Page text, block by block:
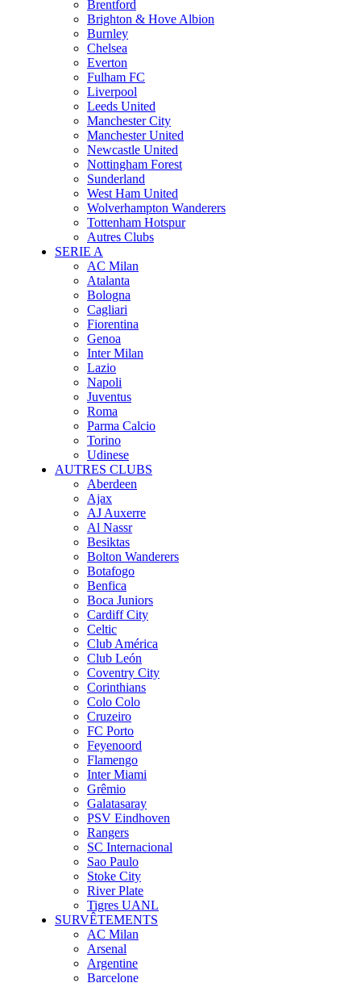
Brentford
Brighton & Hove Albion
Burnley
Chelsea
Everton
Fulham FC
Liverpool
Leeds United
Manchester City
Manchester United
Newcastle United
Nottingham Forest
Sunderland
West Ham United
Wolverhampton Wanderers
Tottenham Hotspur
Autres Clubs
SERIE A
AC Milan
Atalanta
Bologna
Cagliari
Fiorentina
Genoa
Inter Milan
Lazio
Napoli
Juventus
Roma
Parma Calcio
Torino
Udinese
AUTRES CLUBS
Aberdeen
Ajax
AJ Auxerre
Al Nassr
Besiktas
Bolton Wanderers
Botafogo
Benfica
Boca Juniors
Cardiff City
Celtic
Club América
Club León
Coventry City
Corinthians
Colo Colo
Cruzeiro
FC Porto
Feyenoord
Flamengo
Inter Miami
Grêmio
Galatasaray
PSV Eindhoven
Rangers
SC Internacional
Sao Paulo
Stoke City
River Plate
Tigres UANL
SURVÊTEMENTS
AC Milan
Arsenal
Argentine
Barcelone